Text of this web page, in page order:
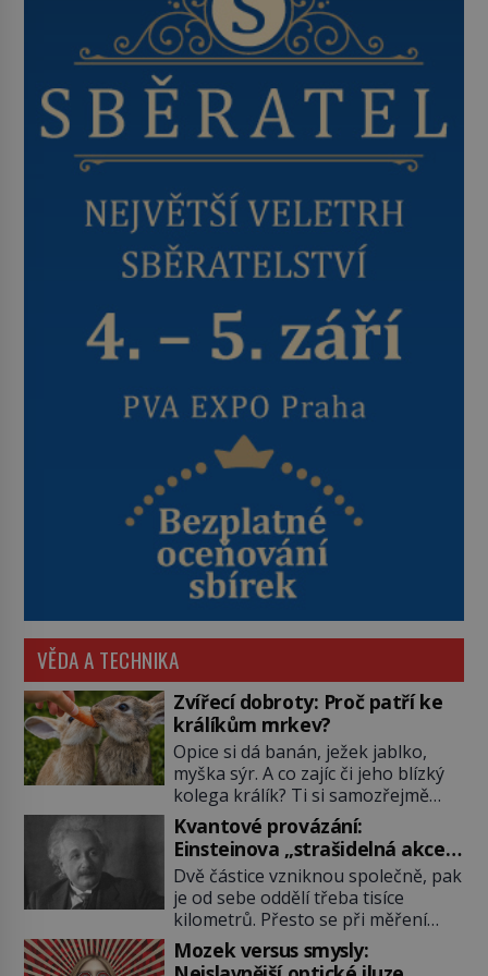
VĚDA A TECHNIKA
Zvířecí dobroty: Proč patří ke
králíkům mrkev?
Opice si dá banán, ježek jablko,
myška sýr. A co zajíc či jeho blízký
kolega králík? Ti si samozřejmě
pochutnají na mrkvi! Proč jsou
podobné představy o potravě
zvířat často spíš mýty? Pokud máte
doma králíka, mrkev mu dát
můžete. A nejspíš mu i bude
chutnat, ovšem měl by ji mít jen
jako občasný pamlsek. […]
Kvantové provázání:
Einsteinova „strašidelná akce
na dálku“ dál mate i fascinuje
vědce
Dvě částice vzniknou společně, pak
je od sebe oddělí třeba tisíce
kilometrů. Přesto se při měření
chovají, jako by mezi nimi
existovalo neviditelné pouto. Albert
Mozek versus smysly: